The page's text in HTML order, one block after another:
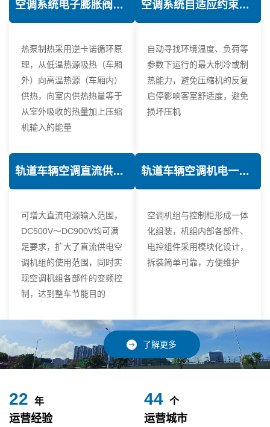
空调系统电子膨胀阀热力学优化技术
热泵制热采用逆卡诺循环原
理，从低温热源吸热（车厢
外）向高温热源（车厢内）
供热，向室内供热热量等于
从室外吸收的热量加上压缩
机输入的能量
空调系统自适应约束控制技术
自动寻找环境温度、负荷等
参数下运行的最大制冷或制
热能力，避免压缩机的反复
启停影响客室舒适度，避免
损坏压机
轨道车辆空调直流供电技术
可增大直流电源输入范围，
DC500V～DC900V均可满
足要求，扩大了直流供电空
调机组的使用范围，同时实
现空调机组各部件的变频控
制，达到整车节能目的
轨道车辆空调机电一体化技术
空调机组与控制柜形成一体
化组装，机组内部各部件、
电控组件采用模块化设计，
拆装简单可靠，方便维护
了解更多
24 年
运营经验
49 个
运营城市